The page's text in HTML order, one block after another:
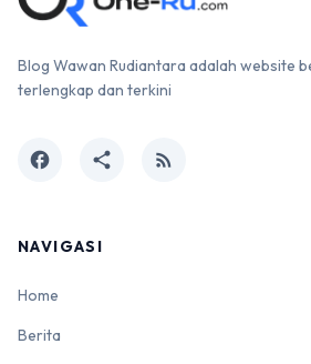
Blog Wawan Rudiantara adalah website
terlengkap dan terkini
facebook share rss_feed
NAVIGASI
Home
Berita